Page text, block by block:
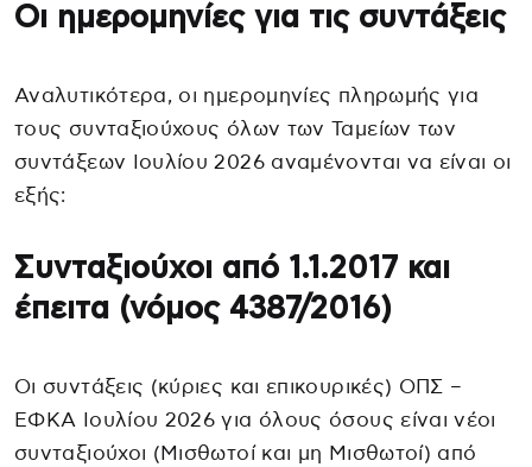
Οι ημερομηνίες για τις συντάξεις
Αναλυτικότερα, οι ημερομηνίες πληρωμής για
τους συνταξιούχους όλων των Ταμείων των
συντάξεων Ιουλίου 2026 αναμένονται να είναι οι
εξής:
Συνταξιούχοι από 1.1.2017 και
έπειτα (νόμος 4387/2016)
Οι συντάξεις (κύριες και επικουρικές) ΟΠΣ –
ΕΦΚΑ Ιουλίου 2026 για όλους όσους είναι νέοι
συνταξιούχοι (Μισθωτοί και μη Μισθωτοί) από